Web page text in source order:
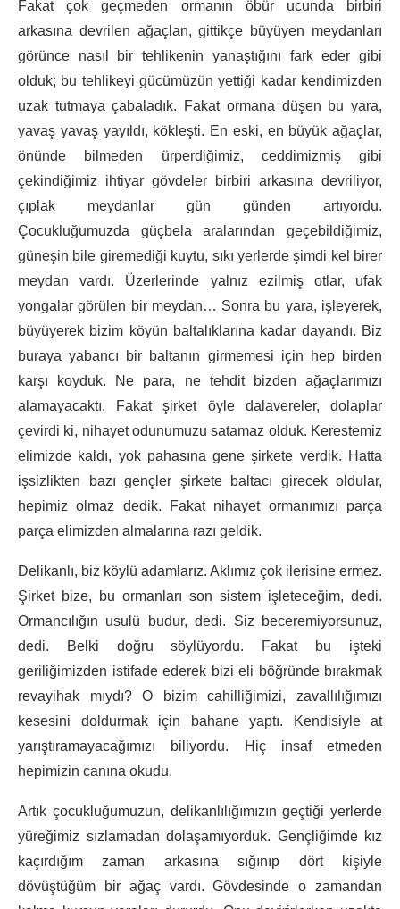
Fakat çok geçmeden ormanın öbür ucunda birbiri
arkasına devrilen ağaçlan, gittikçe büyüyen meydanları
görünce nasıl bir tehlikenin yanaştığını fark eder gibi
olduk; bu tehlikeyi gücümüzün yettiği kadar kendimizden
uzak tutmaya çabaladık. Fakat ormana düşen bu yara,
yavaş yavaş yayıldı, kökleşti. En eski, en büyük ağaçlar,
önünde bilmeden ürperdiğimiz, ceddimizmiş gibi
çekindiğimiz ihtiyar gövdeler birbiri arkasına devriliyor,
çıplak meydanlar gün günden artıyordu.
Çocukluğumuzda güçbela aralarından geçebildiğimiz,
güneşin bile giremediği kuytu, sıkı yerlerde şimdi kel birer
meydan vardı. Üzerlerinde yalnız ezilmiş otlar, ufak
yongalar görülen bir meydan… Sonra bu yara, işleyerek,
büyüyerek bizim köyün baltalıklarına kadar dayandı. Biz
buraya yabancı bir baltanın girmemesi için hep birden
karşı koyduk. Ne para, ne tehdit bizden ağaçlarımızı
alamayacaktı. Fakat şirket öyle dalavereler, dolaplar
çevirdi ki, nihayet odunumuzu satamaz olduk. Kerestemiz
elimizde kaldı, yok pahasına gene şirkete verdik. Hatta
işsizlikten bazı gençler şirkete baltacı girecek oldular,
hepimiz olmaz dedik. Fakat nihayet ormanımızı parça
parça elimizden almalarına razı geldik.
Delikanlı, biz köylü adamlarız. Aklımız çok ilerisine ermez.
Şirket bize, bu ormanları son sistem işleteceğim, dedi.
Ormancılığın usulü budur, dedi. Siz beceremiyorsunuz,
dedi. Belki doğru söylüyordu. Fakat bu işteki
geriliğimizden istifade ederek bizi eli böğründe bırakmak
revayihak mıydı? O bizim cahilliğimizi, zavallılığımızı
kesesini doldurmak için bahane yaptı. Kendisiyle at
yarıştıramayacağımızı biliyordu. Hiç insaf etmeden
hepimizin canına okudu.
Artık çocukluğumuzun, delikanlılığımızın geçtiği yerlerde
yüreğimiz sızlamadan dolaşamıyorduk. Gençliğimde kız
kaçırdığım zaman arkasına sığınıp dört kişiyle
dövüştüğüm bir ağaç vardı. Gövdesinde o zamandan